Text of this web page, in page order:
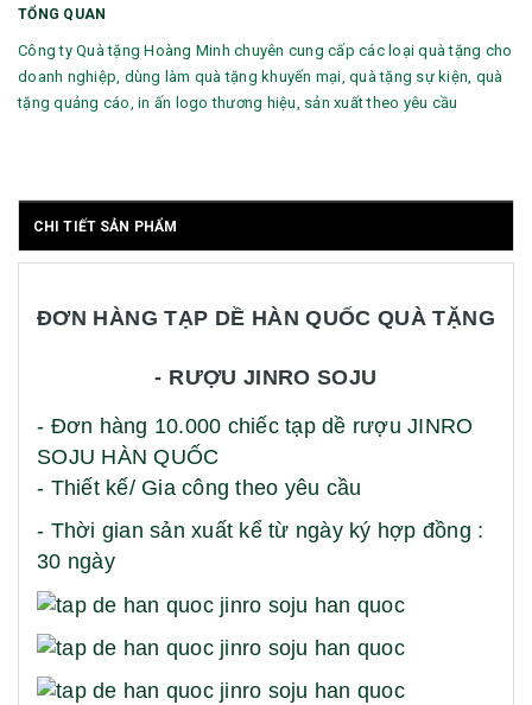
TỔNG QUAN
Công ty Quà tặng Hoàng Minh chuyên cung cấp các loại quà tặng cho
doanh nghiệp, dùng làm quà tặng khuyến mại, quà tặng sự kiện, quà
tặng quảng cáo, in ấn logo thương hiệu, sản xuất theo yêu cầu
CHI TIẾT SẢN PHẨM
ĐƠN HÀNG TẠP DỀ HÀN QUỐC QUÀ TẶNG
- RƯỢU JINRO SOJU
- Đơn hàng 10.000 chiếc tạp dề rượu JINRO
SOJU HÀN QUỐC
- Thiết kế/ Gia công theo yêu cầu
- Thời gian sản xuất kể từ ngày ký hợp đồng :
30 ngày